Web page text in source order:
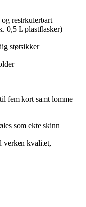
resirkulerbart
0,5 L plastflasker)​
støtsikker
fem kort samt lomme
som ekte skinn
verken kvalitet,